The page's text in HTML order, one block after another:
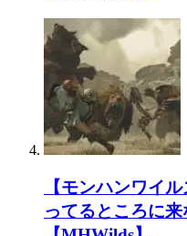
【モンハンワイ
ってるところに